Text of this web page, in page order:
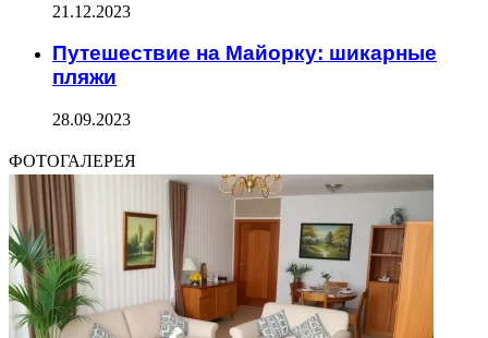
21.12.2023
Путешествие на Майорку: шикарные
пляжи
28.09.2023
ФОТОГАЛЕРЕЯ